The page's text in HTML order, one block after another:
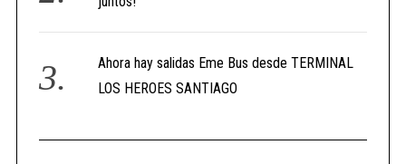
Ahora hay salidas Eme Bus desde TERMINAL
LOS HEROES SANTIAGO